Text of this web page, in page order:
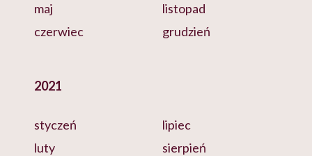
maj
czerwiec
listopad
grudzień
2021
styczeń
luty
lipiec
sierpień